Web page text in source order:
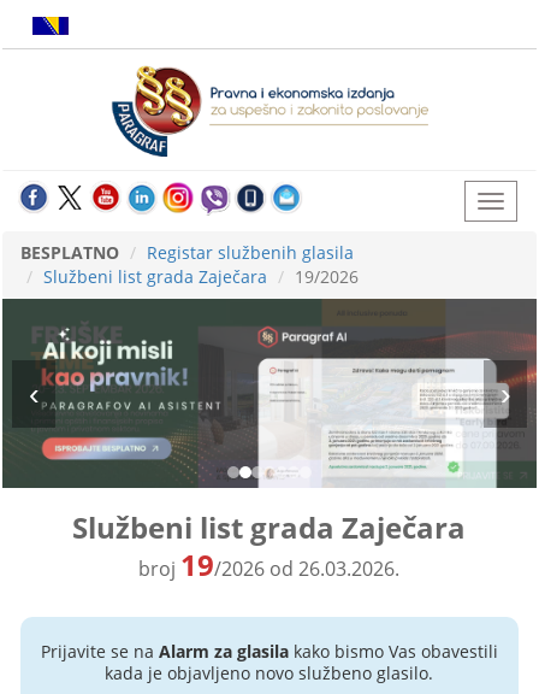
BESPLATNO
Registar službenih glasila
Službeni list grada Zaječara
19/2026
Službeni list grada Zaječara
broj 19/2026 od 26.03.2026.
Prijavite se na Alarm za glasilakako bismo Vas obavestili
kada je objavljeno novo službeno glasilo.